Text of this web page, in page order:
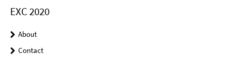
EXC 2020
About
Contact